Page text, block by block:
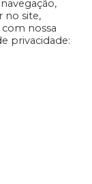
no site,
nossa
privacidade: